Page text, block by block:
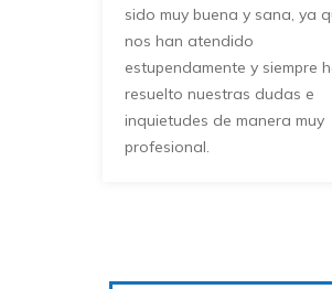
sido muy buena y sana, ya
nos han atendido
estupendamente y siempre
resuelto nuestras dudas e
inquietudes de manera muy
profesional.